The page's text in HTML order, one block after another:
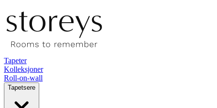
Tapeter
Kolleksjoner
Roll-on-wall
Tapetsere